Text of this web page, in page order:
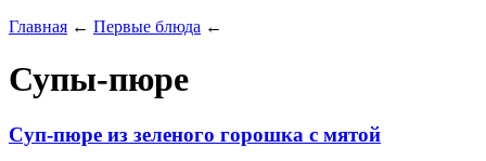
Главная ← Первые блюда ←
Супы-пюре
Суп-пюре из зеленого горошка с мятой